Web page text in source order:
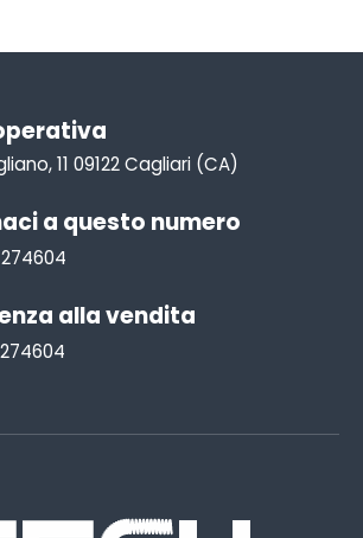
11 09122 Cagliari (CA)
a questo numero
alla vendita